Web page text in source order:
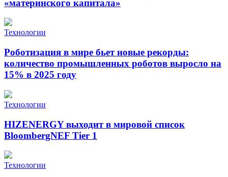
«материнского капитала»
Технологии
Роботизация в мире бьет новые рекорды:
количество промышленных роботов выросло на
15% в 2025 году
Технологии
HIZENERGY выходит в мировой список
BloombergNEF Tier 1
Технологии